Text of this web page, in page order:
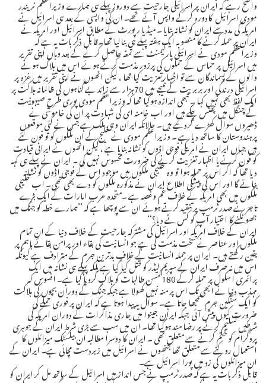
مودی اسرائیل کادورہ کرکے واپس آئے تھے۔ ان کی واپسی کے بعد ہی اسرائیل نے
امریکہ کی مددسے ایران کو نشانہ بنایا ۔ میڈیا رپورٹ کے مطابق اسرائیل اور امریکہ نے
ایران پر حملہ کرنے کا منصوبہ ایک ہفتہ پہلے ہی بنالیا تھا۔قابل ذکر بات یہ ہے کہ
وزیراعظم مودی نے اسرائیلی پارلیمنٹ سے تمغہ حاصل کرنے کے بعد وہاں اپنی تقریر
میں اسرائیل پر حماس کے حملوں کی پرزور مذمت کرتے ہوئے اس میں ہلاک ہونے
والوں کے پسماندگان سے تو اظہارتعزیت کیا تھا ، لیکن انھوں نے اپنی تقریر میں غزہ پر
اسرائیلی درندگی اور بربریت کے نتیجے میں 70ہزار سے زائد بے گناہوں کی ظالمانہ ہلاکت پر
ایک لفظ بھی نہیں کہا ۔ تبھی اندازہ ہوگیا تھا کہ وزیراعظم مودی پوری طرح صیہونیت
کے چنگل میں پھنس چکے ہیں اور اب خامنہ ای کی شہادت پر ان کی خاموشی نے
ڈھیروں سوال کھڑے کردئیے ہیں۔ حالانکہ ایران وہی ملک ہے جس نے کئی موقعوں
پرہندوستان کا ساتھ دیا ہے ۔ وزیراعظم مودی نے خلیج کے ان ملکوں کو تو فون کئے
ہیں جہاں ایران نے امریکی فوجی اڈوں کو نشانہ بنایا ہے ، لیکن انھوں نے ایرانی قیادت
کو فون کرنے یا اظہار تغزیت کرنے کی ضرورت محسوس نہیں کی ۔ ایران نے پہلے ہی کہہ
دیا تھا کہ اگر اس پر حملہ ہوا تو وہ خلیجی ملکوں میں موجود اس کے فوجی اڈوں کو نشانہ
بنائے گا اور اس کی پیشگی اطلاع ایران نے مذکورہ ملکوں کو دے بھی تھی۔ اب خلیجی
ملکوں میں بھی امریکہ کے خلاف غم وغصہ ہے ۔متحدہ عرب امارات کے ایک بڑے
تاجر نے صدر ٹرمپ پر تنقید کرتے ہوئے ان سے پوچھا ہے کہ ’’ہمارے خطہ کو جنگ میں
جھونکنے کا اختیار آپ کو کس نے دیا؟‘‘
ایران کے خلاف امریکہ اور اسرائیل کی مشترکہ جارحیت کے خلاف دنیا کے ان تمام
ملکوں اور عناصر نے سخت مذمت کی ہے جو انسانیت کی بقاء اور پرامن بقائے باہم پر
یقین رکھتے ہیں۔ ایران پر حملہ انسانیت کے خلاف بدترین جرم کے مترادف ہے کیونکہ
اس میں نہ صرف ایران کے سپریم لیڈر کو قتل کیا گیا ہے بلکہ پہلے ہی نشانہ میں ایک
پرائمری اسکول پر حملہ کرکے 180کمسن طالبات کو ہلاک کردیا گیا ہے۔ افسوس کہ
مہذب دنیا نے ابھی تک اس پر منہ نہیں کھولا ہے جبکہ جنگ کے دوران بچوں کی ہلاکت
کو ایک سنگین جرم سمجھا جاتا ہے۔ سوال یہ پیدا ہوتا ہے کہ ایران پر فوری حملے کی
ضرورت کیوں پیش آئی جبکہ ایران جینوا میں جاری مذاکرات کے دوران امریکہ کی
شرطیں تسلیم کرنے پر رضا مند ہوگیا تھا۔ ان میں سب سے بڑی شرط ایران کے جوہری
پروگرام کو ختم کرنے سے متعلق تھی ۔ ایران کا دوسرا مطالبہ ان بیلسٹک میزائلوں کا
استعمال روکنے سے متعلق تھا جنھوں نے اسرائیل میں زبردست مچائی ہے۔ ایران کے
ان میزائلوں کی زد میں پورا اسرائیل ہے۔
قابل ذکر بات یہ ہے کہ صدر ٹرمپ نے جس انداز میں اسرائیل کے ساتھ مل کر ایران کو